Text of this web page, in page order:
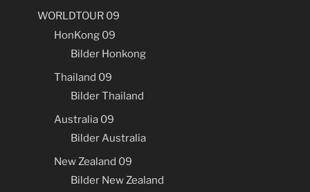
WORLDTOUR 09
HonKong 09
Bilder Honkong
Thailand 09
Bilder Thailand
Australia 09
Bilder Australia
New Zealand 09
Bilder New Zealand